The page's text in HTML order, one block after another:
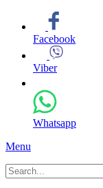
Facebook
Viber
Whatsapp
Menu
Search
for: